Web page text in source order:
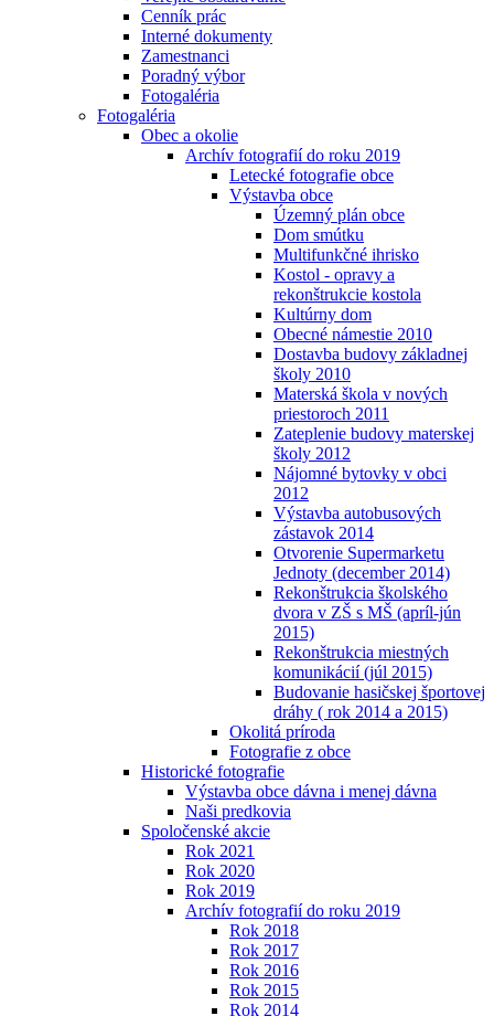
Cenník prác
Interné dokumenty
Zamestnanci
Poradný výbor
Fotogaléria
Fotogaléria
Obec a okolie
Archív fotografií do roku 2019
Letecké fotografie obce
Výstavba obce
Územný plán obce
Dom smútku
Multifunkčné ihrisko
Kostol - opravy a
rekonštrukcie kostola
Kultúrny dom
Obecné námestie 2010
Dostavba budovy základnej
školy 2010
Materská škola v nových
priestoroch 2011
Zateplenie budovy materskej
školy 2012
Nájomné bytovky v obci
2012
Výstavba autobusových
zástavok 2014
Otvorenie Supermarketu
Jednoty (december 2014)
Rekonštrukcia školského
dvora v ZŠ s MŠ (apríl-jún
2015)
Rekonštrukcia miestných
komunikácií (júl 2015)
Budovanie hasičskej športovej
dráhy ( rok 2014 a 2015)
Okolitá príroda
Fotografie z obce
Historické fotografie
Výstavba obce dávna i menej dávna
Naši predkovia
Spoločenské akcie
Rok 2021
Rok 2020
Rok 2019
Archív fotografií do roku 2019
Rok 2018
Rok 2017
Rok 2016
Rok 2015
Rok 2014